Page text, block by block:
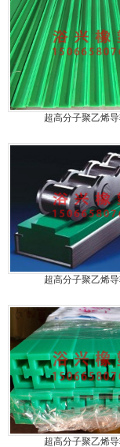
超高分子聚乙烯
超高分子聚乙烯
超高分子聚乙烯